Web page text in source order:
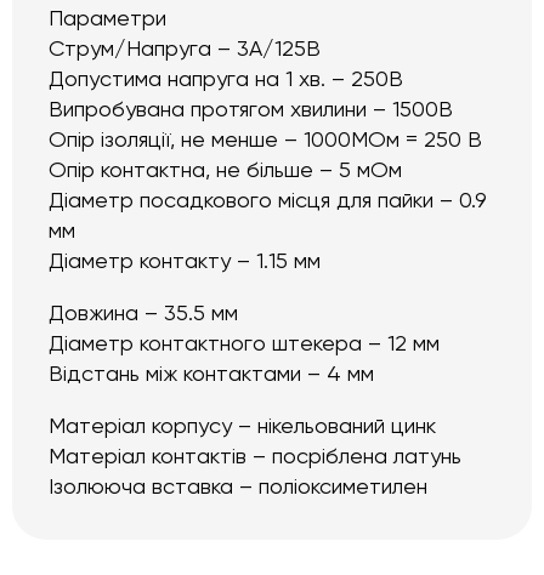
Параметри
Струм/Напруга – 3А/125В
Допустима напруга на 1 хв. – 250В
Випробувана протягом хвилини – 1500В
Опір ізоляції, не менше – 1000МОм = 250 В
Опір контактна, не більше – 5 мОм
Діаметр посадкового місця для пайки – 0.9
мм
Діаметр контакту – 1.15 мм
Довжина – 35.5 мм
Діаметр контактного штекера – 12 мм
Відстань між контактами – 4 мм
Матеріал корпусу – нікельований цинк
Матеріал контактів – посріблена латунь
Ізолююча вставка – поліоксиметилен